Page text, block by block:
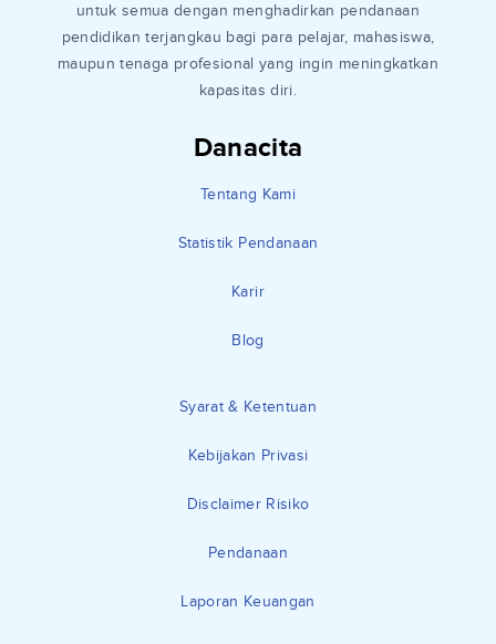
Danacita
Tentang Kami
Statistik Pendanaan
Karir
Blog
Syarat & Ketentuan
Kebijakan Privasi
Disclaimer Risiko
Pendanaan
Laporan Keuangan
untuk semua dengan menghadirkan pendanaan
pendidikan terjangkau bagi para pelajar, mahasiswa,
maupun tenaga profesional yang ingin meningkatkan
kapasitas diri.